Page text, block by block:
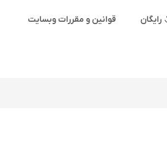
رایگان قوانین و مقررات وبسایت